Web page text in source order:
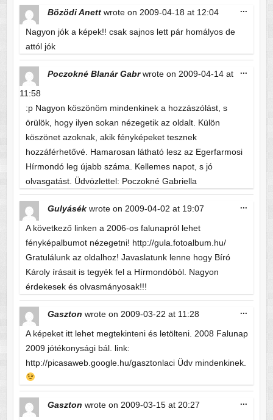
Bözödi Anett wrote on 2009-04-18 at 12:04
Nagyon jók a képek!! csak sajnos lett pár homályos de
attól jók
...
Poczokné Blanár Gabr wrote on 2009-04-14 at
11:58
:p Nagyon köszönöm mindenkinek a hozzászólást, s
örülök, hogy ilyen sokan nézegetik az oldalt. Külön
köszönet azoknak, akik fényképeket tesznek
hozzáférhetővé. Hamarosan látható lesz az Egerfarmosi
Hírmondó leg újabb száma. Kellemes napot, s jó
olvasgatást. Üdvözlettel: Poczokné Gabriella
...
Gulyásék wrote on 2009-04-02 at 19:07
A következő linken a 2006-os falunapról lehet
fényképalbumot nézegetni! http://gula.fotoalbum.hu/
Gratulálunk az oldalhoz! Javaslatunk lenne hogy Bíró
Károly írásait is tegyék fel a Hírmondóból. Nagyon
érdekesek és olvasmányosak!!!
...
Gaszton wrote on 2009-03-22 at 11:28
A képeket itt lehet megtekinteni és letölteni. 2008 Falunap
2009 jótékonysági bál. link:
http://picasaweb.google.hu/gasztonlaci Üdv mindenkinek.
...
Gaszton wrote on 2009-03-15 at 20:27
...